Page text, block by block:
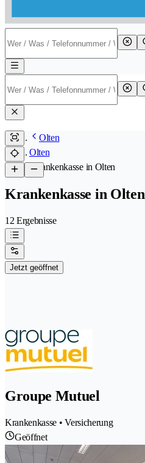
Olten
Olten
/Krankenkasse in Olten
Krankenkasse in Olten
12 Ergebnisse
Jetzt geöffnet
Groupe Mutuel
Krankenkasse • Versicherung
Geöffnet